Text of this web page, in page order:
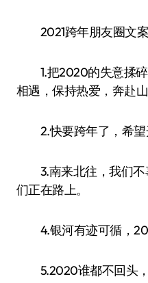
2021跨年朋友圈文案
1.把2020的失意揉碎
相遇，保持热爱，奔赴山
2.快要跨年了，希望
3.南来北往，我们不
们正在路上。
4.银河有迹可循，
5.2020谁都不回头，